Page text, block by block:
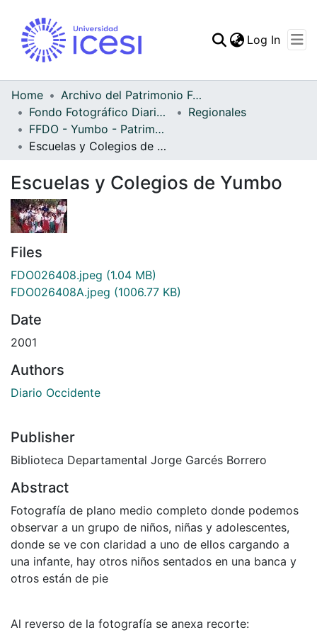
Statistics
Log In
Home
Archivo del Patrimonio Fotográfico y Fílmico del Valle del Cauca
Fondo Fotográfico Diario Occidente
Regionales
FFDO - Yumbo - Patrimonial
Escuelas y Colegios de Yumbo
Escuelas y Colegios de Yumbo
Files
FDO026408.jpeg (1.04 MB)
FDO026408A.jpeg (1006.77 KB)
Date
2001
Authors
Diario Occidente
Publisher
Biblioteca Departamental Jorge Garcés Borrero
Abstract
Fotografía de plano medio completo donde podemos
observar a un grupo de niños, niñas y adolescentes,
donde se ve con claridad a uno de ellos cargando a
una infante, hay otros niños sentados en una banca y
otros están de pie
Al reverso de la fotografía se anexa recorte: